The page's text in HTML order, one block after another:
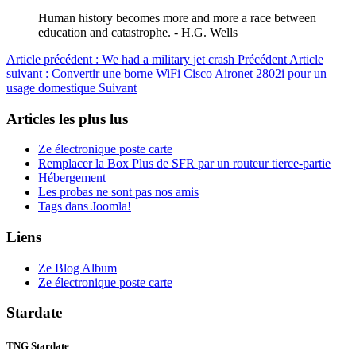
Human history becomes more and more a race between
education and catastrophe. - H.G. Wells
Article précédent : We had a military jet crash Précédent Article
suivant : Convertir une borne WiFi Cisco Aironet 2802i pour un
usage domestique Suivant
Articles les plus lus
Ze électronique poste carte
Remplacer la Box Plus de SFR par un routeur tierce-partie
Hébergement
Les probas ne sont pas nos amis
Tags dans Joomla!
Liens
Ze Blog Album
Ze électronique poste carte
Stardate
TNG Stardate